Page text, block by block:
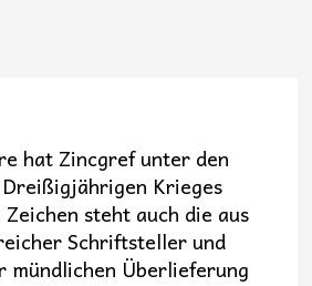
hat Zincgref unter den
Krieges
steht auch die aus
Schriftsteller und
mündlichen Überlieferung